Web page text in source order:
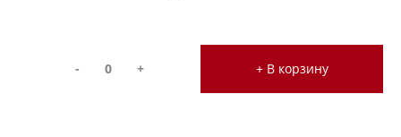
- + + В корзину